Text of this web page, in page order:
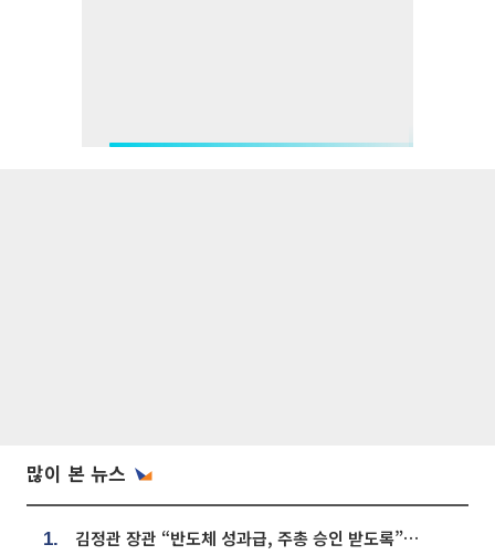
많이 본 뉴스
1. 김정관 장관 “반도체 성과급, 주총 승인 받도록”…상법·자본시장법 개정 시사